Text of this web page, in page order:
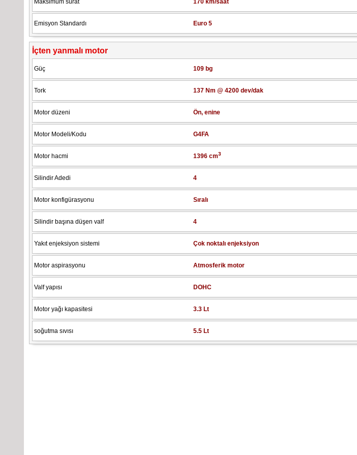
Maksimum sürat 170 km/saat
Emisyon Standardı Euro 5
İçten yanmalı motor
Güç 109 bg
Tork 137 Nm @ 4200 dev/dak
Motor düzeni Ön, enine
Motor Modeli/Kodu G4FA
Motor hacmi 1396 cm3
Silindir Adedi 4
Motor konfigürasyonu Sıralı
Silindir başına düşen valf 4
Yakıt enjeksiyon sistemi Çok noktalı enjeksiyon
Motor aspirasyonu Atmosferik motor
Valf yapısı DOHC
Motor yağı kapasitesi 3.3 Lt
soğutma sıvısı 5.5 Lt